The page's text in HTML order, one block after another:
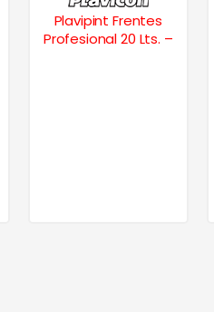
Plavipint Frentes
Profesional 20 Lts. –